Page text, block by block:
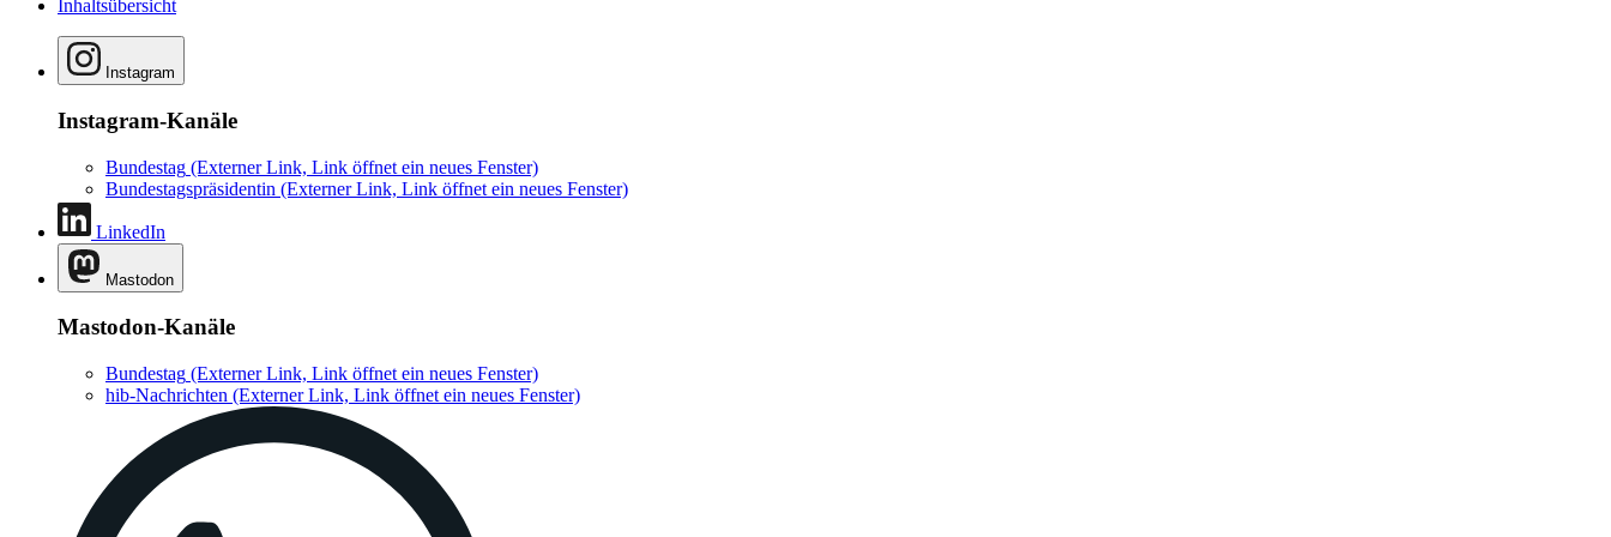
Inhaltsübersicht
Instagram
Instagram-Kanäle
Bundestag (Externer Link, Link öffnet ein neues Fenster)
Bundestagspräsidentin (Externer Link, Link öffnet ein neues Fenster)
LinkedIn
Mastodon
Mastodon-Kanäle
Bundestag (Externer Link, Link öffnet ein neues Fenster)
hib-Nachrichten (Externer Link, Link öffnet ein neues Fenster)